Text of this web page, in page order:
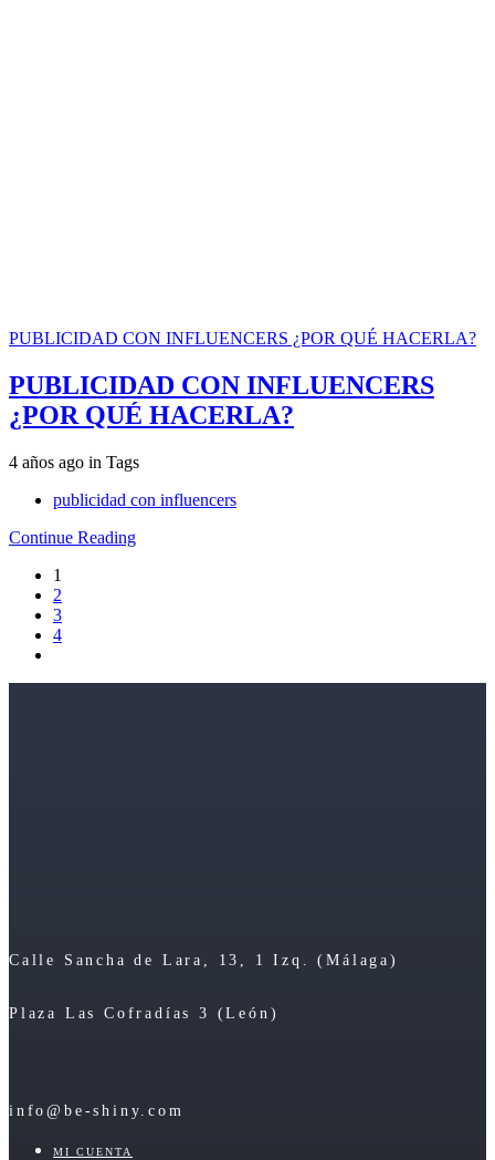
PUBLICIDAD CON INFLUENCERS ¿POR QUÉ HACERLA?
PUBLICIDAD CON INFLUENCERS
¿POR QUÉ HACERLA?
4 años ago in Tags
publicidad con influencers
Continue Reading
1
2
3
4
Calle Sancha de Lara, 13, 1 Izq. (Málaga)
Plaza Las Cofradías 3 (León)
info@be-shiny.com
MI CUENTA